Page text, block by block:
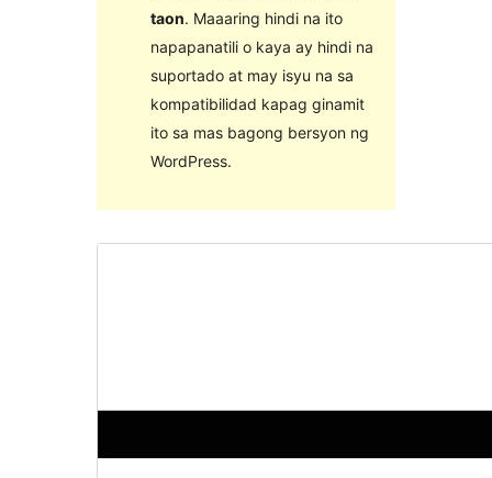
taon. Maaaring hindi na ito
napapanatili o kaya ay hindi na
suportado at may isyu na sa
kompatibilidad kapag ginamit
ito sa mas bagong bersyon ng
WordPress.